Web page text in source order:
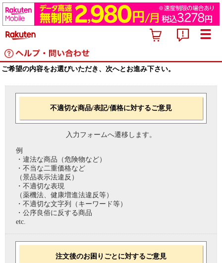
ご希望の内容をお選びいただき、次へとお進み下さい。
不適切な商品/表記/価格に対するご意見
入力フォームへ遷移します。
例
・違法な商品（危険物など）
・不当な二重価格など
（景品表示法違反）
・不適切な表現
（薬機法、健康増進法違反等）
・不適切な文字列（キーワード等）
・公序良俗に反する商品
etc.
注文後のお困りごとに対するご意見